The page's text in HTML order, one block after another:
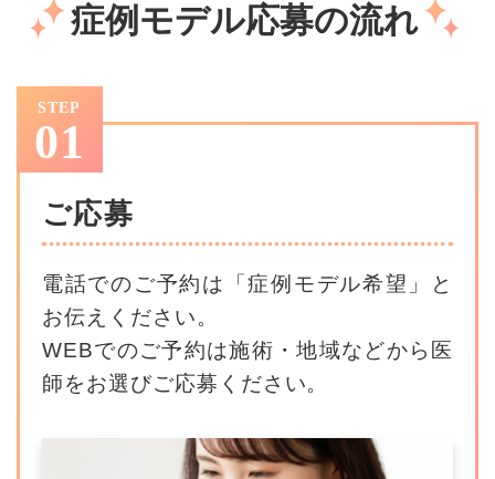
症例モデル応募の流れ
STEP
01
ご応募
電話でのご予約は「症例モデル希望」と
お伝えください。
WEBでのご予約は施術・地域などから医
師をお選びご応募ください。